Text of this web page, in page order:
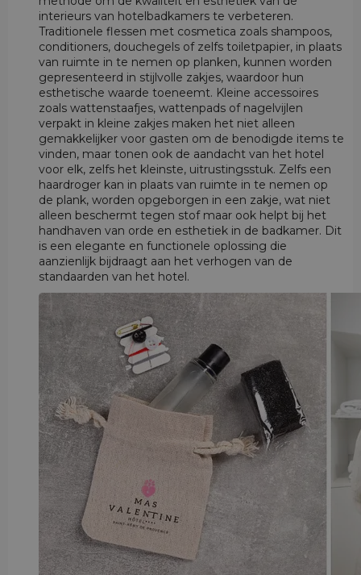
interieurs van hotelbadkamers te verbeteren.
Traditionele flessen met cosmetica zoals shampoos,
conditioners, douchegels of zelfs toiletpapier, in plaats
van ruimte in te nemen op planken, kunnen worden
gepresenteerd in stijlvolle zakjes, waardoor hun
esthetische waarde toeneemt. Kleine accessoires
zoals wattenstaafjes, wattenpads of nagelvijlen
verpakt in kleine zakjes maken het niet alleen
gemakkelijker voor gasten om de benodigde items te
vinden, maar tonen ook de aandacht van het hotel
voor elk, zelfs het kleinste, uitrustingsstuk. Zelfs een
haardroger kan in plaats van ruimte in te nemen op
de plank, worden opgeborgen in een zakje, wat niet
alleen beschermt tegen stof maar ook helpt bij het
handhaven van orde en esthetiek in de badkamer. Dit
is een elegante en functionele oplossing die
aanzienlijk bijdraagt aan het verhogen van de
standaarden van het hotel.